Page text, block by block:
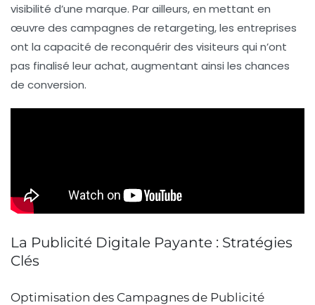
visibilité d’une marque. Par ailleurs, en mettant en
œuvre des campagnes de retargeting, les entreprises
ont la capacité de reconquérir des visiteurs qui n’ont
pas finalisé leur achat, augmentant ainsi les chances
de conversion.
La Publicité Digitale Payante : Stratégies
Clés
Optimisation des Campagnes de Publicité